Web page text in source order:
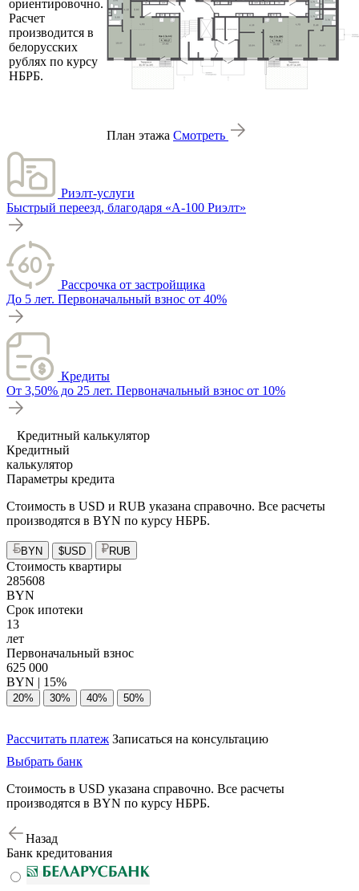
ориентировочно.
Расчет
производится в
белорусских
рублях по курсу
НБРБ.
План этажа Смотреть
Риэлт-услуги
Быстрый переезд, благодаря «А-100 Риэлт»
Рассрочка от застройщика
До 5 лет. Первоначальный взнос от 40%
Кредиты
От 3,50% до 25 лет. Первоначальный взнос от 10%
Кредитный калькулятор
Кредитный
калькулятор
Параметры кредита
Стоимость в USD и RUB указана справочно. Все расчеты
производятся в BYN по курсу НБРБ.
BYN $USD RUB
Стоимость квартиры
285608
BYN
Срок ипотеки
13
лет
Первоначальный взнос
625 000
BYN | 15%
20% 30% 40% 50%
Рассчитать платеж Записаться на консультацию
Выбрать банк
Стоимость в USD указана справочно. Все расчеты
производятся в BYN по курсу НБРБ.
Назад
Банк кредитования